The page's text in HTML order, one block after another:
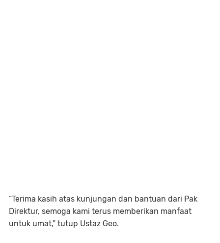
“Terima kasih atas kunjungan dan bantuan dari Pak
Direktur, semoga kami terus memberikan manfaat
untuk umat,” tutup Ustaz Geo.